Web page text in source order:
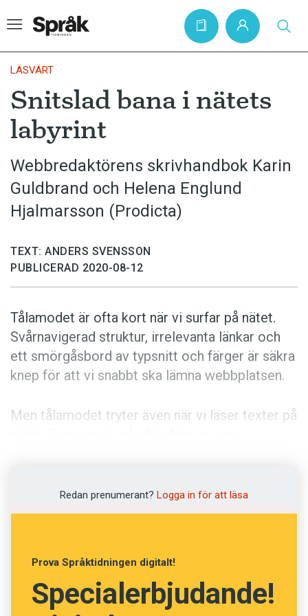
Hem
Artiklar
Krönikor
Språkfrågor
Skrivtips
Kviss
Podden
Anmäl till språkpolisen
Föreslå nyord
Annonsera
Läs Språktidningen digitalt
LÄSVÄRT
Snitslad bana i nätets
labyrint
Webbredaktörens skrivhandbok Karin
Guldbrand och Helena Englund
Hjalmarsson (Prodicta)
TEXT: ANDERS SVENSSON
PUBLICERAD 2020-08-12
Tålamodet är ofta kort när vi surfar på nätet.
Svårnavigerad struktur, irrelevanta länkar och
ett smörgåsbord av typsnitt och färger är säkra
knep för att vi snabbt ska lämna webbplatsen.
Men tålamodet tryter även när vi läser texter på
byråkratspråk kan också vara avskräckande.
förväntningar. ”Du blir vad du skriver”,
konstaterar författarna i sjunde upplagan av
Webbredaktörens skrivhandbok.
Redan prenumerant? Logga in för att läsa
Prova Språktidningen digitalt!
Specialerbjudande!